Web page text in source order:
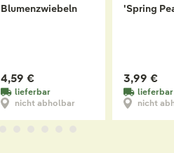
Blumenzwiebeln
4,59 €
lieferbar
nicht abholbar
'Spring
3,99 €
lieferbar
nicht